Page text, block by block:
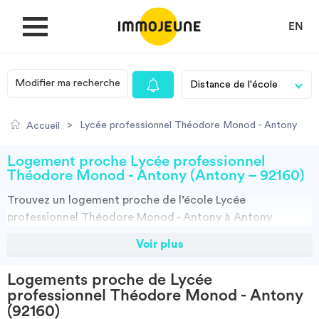
EN
MON COMPTE
Je cherche un logement
Villes
Modifier ma recherche
Accueil > Lycée professionnel Théodore Monod - Antony
Logement proche Lycée professionnel
Théodore Monod - Antony (Antony – 92160)
Trouvez un logement proche de l’école Lycée
professionnel Théodore Monod - Antony à Antony
logement étudiant. Découvrez nos milliers d’offres de
Monod - Antony : résidences étudiantes, locations par
particuliers, par agences et colocations. Vous avez tous
Voir plus
Logements proche de Lycée
professionnel Théodore Monod - Antony
(92160)